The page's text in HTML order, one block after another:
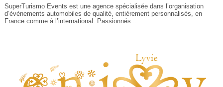
SuperTurismo Events est une agence spécialisée dans l’organisation
d’événements automobiles de qualité, entièrement personnalisés, en
France comme à l’international. Passionnés...